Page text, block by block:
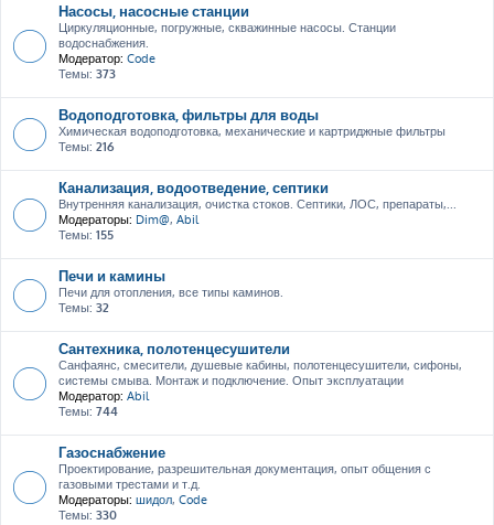
Насосы, насосные станции
Циркуляционные, погружные, скважинные насосы. Станции
водоснабжения.
Модератор: Code
Темы: 373
Водоподготовка, фильтры для воды
Химическая водоподготовка, механические и картриджные фильтры
Темы: 216
Канализация, водоотведение, септики
Внутренняя канализация, очистка стоков. Септики, ЛОС, препараты,...
Модераторы: Dim@, Abil
Темы: 155
Печи и камины
Печи для отопления, все типы каминов.
Темы: 32
Сантехника, полотенцесушители
Санфаянс, смесители, душевые кабины, полотенцесушители, сифоны,
системы смыва. Монтаж и подключение. Опыт эксплуатации
Модератор: Abil
Темы: 744
Газоснабжение
Проектирование, разрешительная документация, опыт общения с
газовыми трестами и т.д.
Модераторы: шидол, Code
Темы: 330